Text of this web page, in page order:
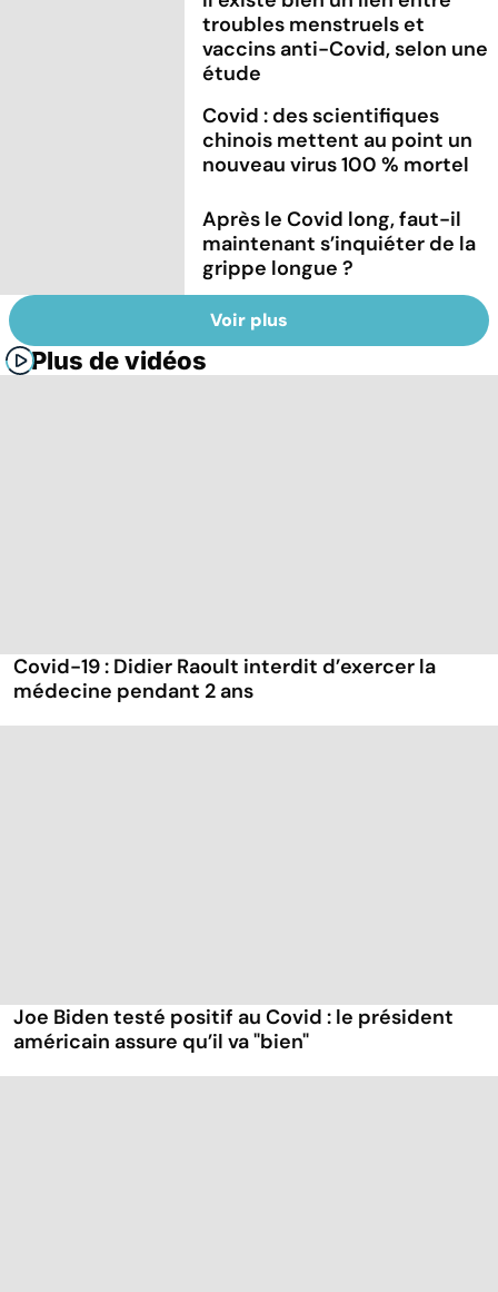
troubles menstruels et
vaccins anti-Covid, selon une
étude
Covid : des scientifiques
chinois mettent au point un
nouveau virus 100 % mortel
Après le Covid long, faut-il
maintenant s’inquiéter de la
grippe longue ?
Voir plus
Plus de vidéos
Covid-19 : Didier Raoult interdit d’exercer la
médecine pendant 2 ans
Joe Biden testé positif au Covid : le président
américain assure qu’il va "bien"